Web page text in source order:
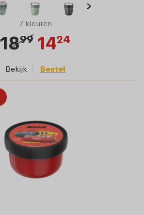
7 kleuren
1899 1424
Bekijk Bestel